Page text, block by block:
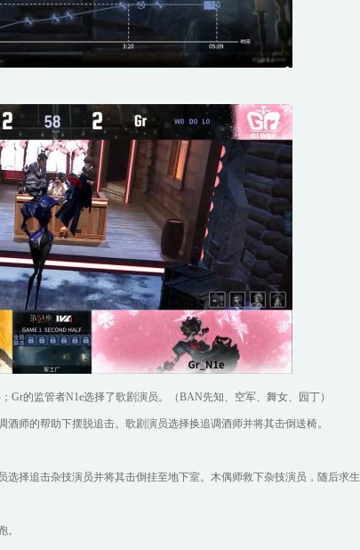
Gr的监管者N1e选择了歌剧演员。（BAN先知、空军、舞女、园丁）
师的帮助下摆脱追击。歌剧演员选择换追调酒师并将其击倒送椅。
择追击杂技演员并将其击倒挂至地下室。木偶师救下杂技演员，随后求生
。